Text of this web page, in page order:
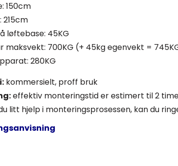
150cm
215cm
løftebase: 45KG
maksvekt: 700KG (+ 45kg egenvekt =
280KG
kommersielt, proff bruk
effektiv monteringstid er estimert til 2
litt hjelp i monteringsprosessen, kan du